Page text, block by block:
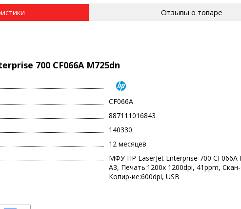
Отзывы о товаре
700 CF066A M725dn
CF066A
887111016843
140330
12 месяцев
МФУ HP LaserJet Enterprise 700 CF066A
A3, Печать:1200x 1200dpi, 41ppm,
Копир-ие:600dpi, USB